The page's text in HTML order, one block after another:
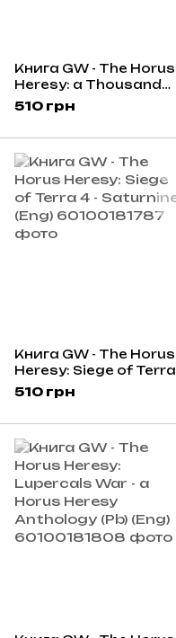
Книга GW - The Horus
Heresy: a Thousand
Sons (Pb) (Eng)
510 грн
Книга GW - The Horus
Heresy: Siege of Terra
4 - Saturnine (Eng)
510 грн